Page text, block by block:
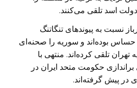
دولت اسد تلقی می‌کنند.
نسبت به پیوندهای تنگاتنگ
بوده‌اند و سوریه را صحنه‌ای
تهران تلقی کرده‌اند. منتهی با
حکومت متحد ایران در
در پیش گرفته‌اند.